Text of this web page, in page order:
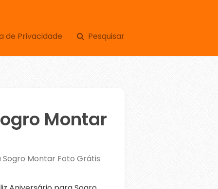
de Privacidade Pesquisar
Montar
Sogro Montar Foto Grátis